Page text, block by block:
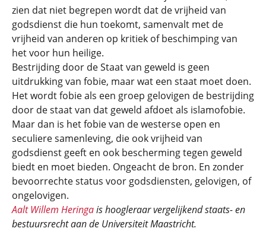
zien dat niet begrepen wordt dat de vrijheid van
godsdienst die hun toekomt, samenvalt met de
vrijheid van anderen op kritiek of beschimping van
het voor hun heilige.
Bestrijding door de Staat van geweld is geen
uitdrukking van fobie, maar wat een staat moet doen.
Het wordt fobie als een groep gelovigen de bestrijding
door de staat van dat geweld afdoet als islamofobie.
Maar dan is het fobie van de westerse open en
seculiere samenleving, die ook vrijheid van
godsdienst geeft en ook bescherming tegen geweld
biedt en moet bieden. Ongeacht de bron. En zonder
bevoorrechte status voor godsdiensten, gelovigen, of
ongelovigen.
Aalt Willem Heringais hoogleraar vergelijkend staats- en
bestuursrecht aan de Universiteit Maastricht.